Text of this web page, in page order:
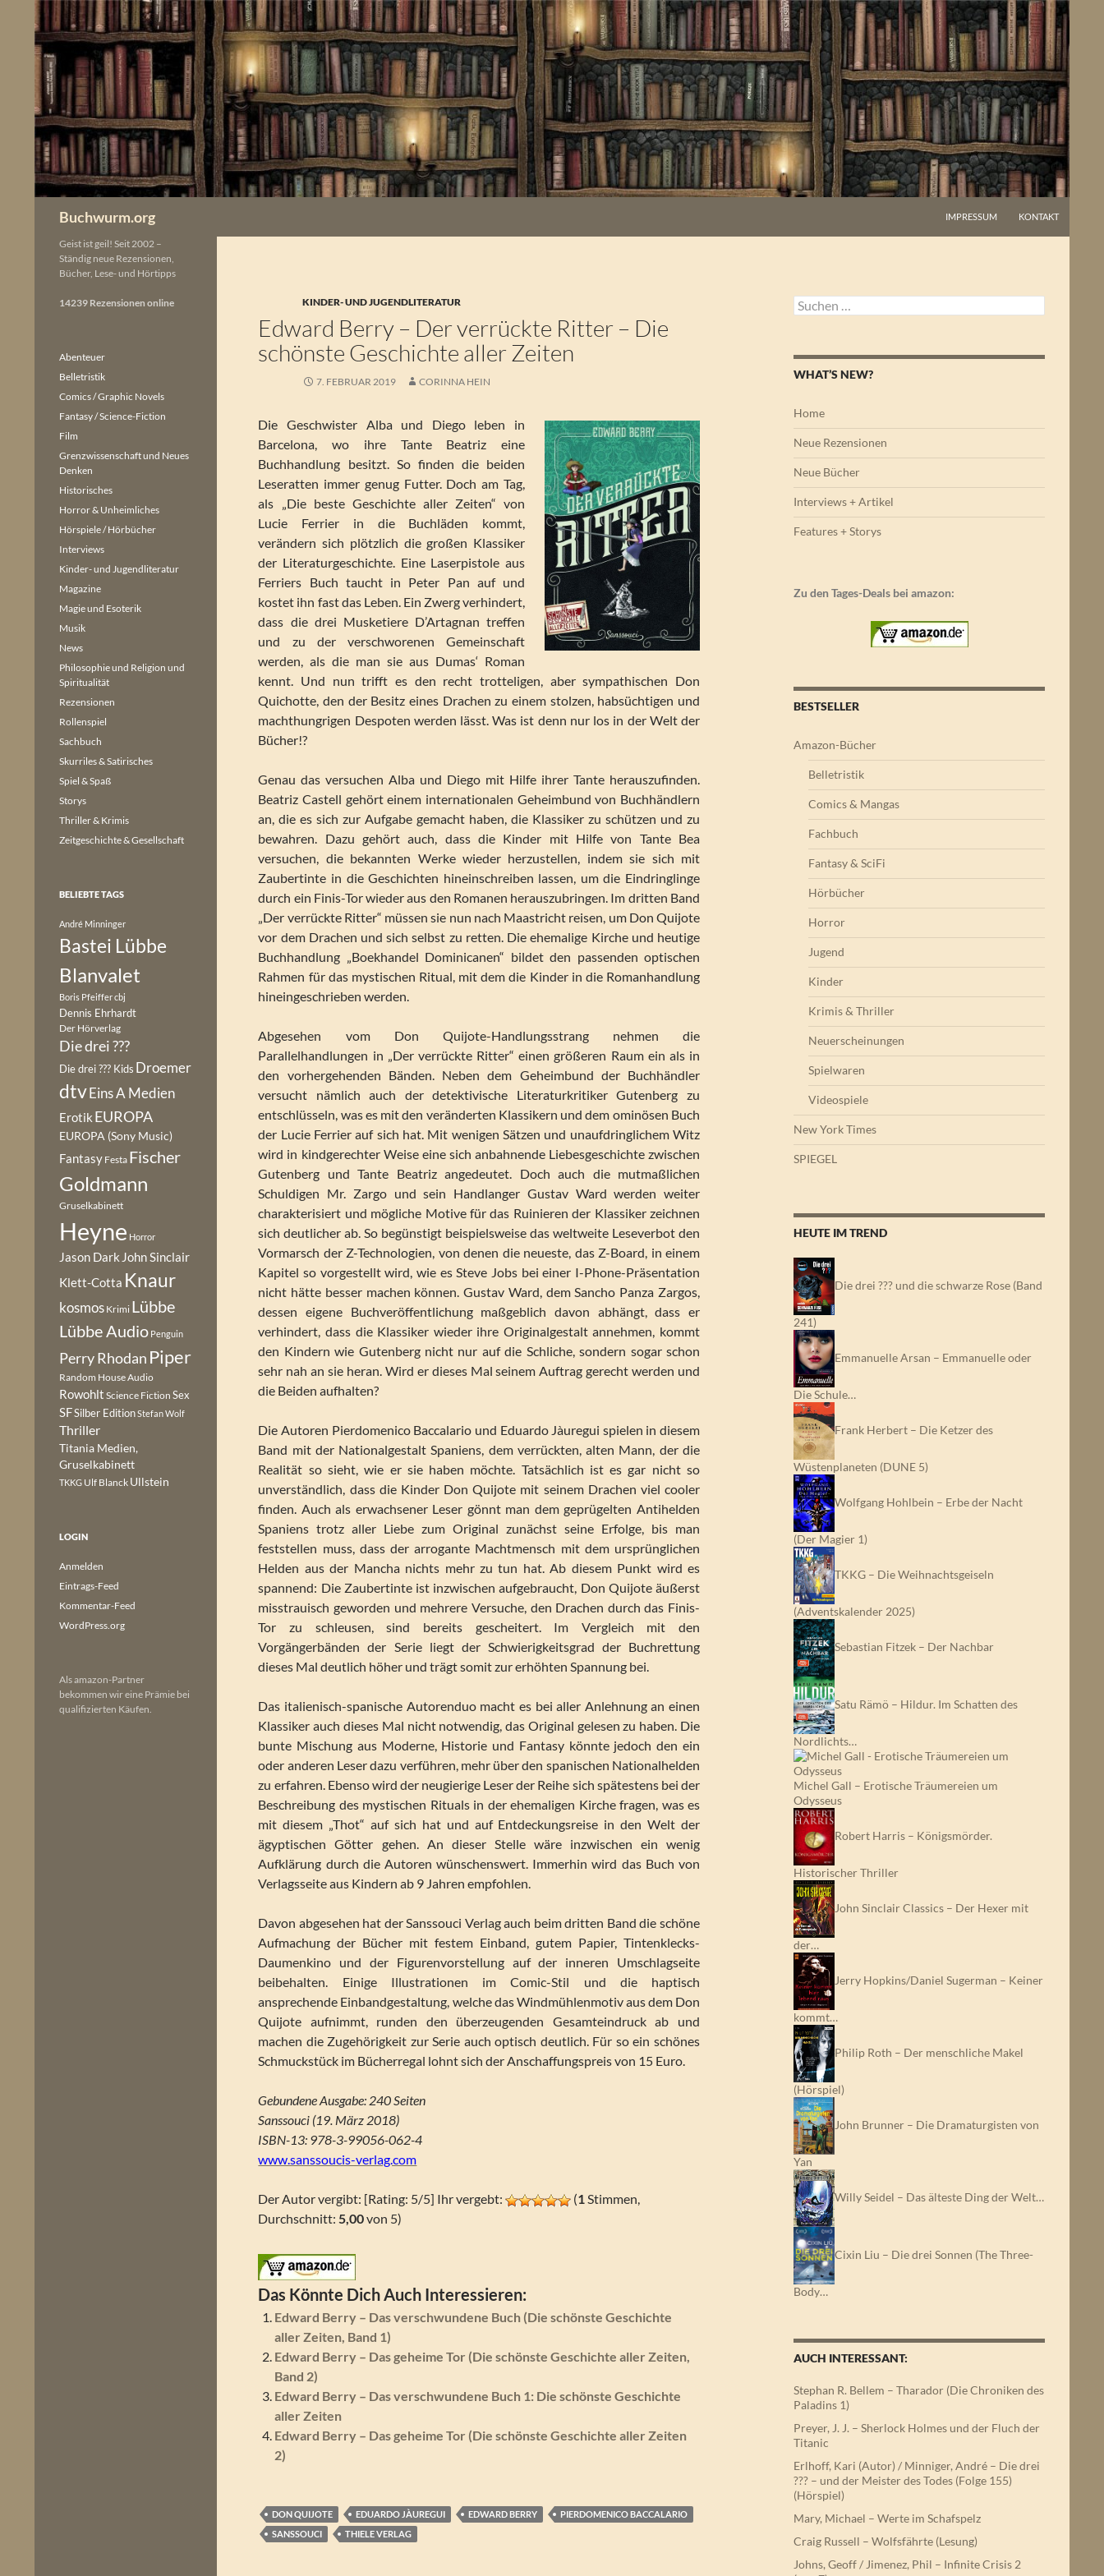
springen
Buchwurm.org IMPRESSUM KONTAKT
KINDER- UND JUGENDLITERATUR
Edward Berry – Der verrückte Ritter – Die
schönste Geschichte aller Zeiten
7. FEBRUAR 2019 CORINNA HEIN
Die Geschwister Alba und Diego leben in
Barcelona, wo ihre Tante Beatriz eine
Buchhandlung besitzt. So finden die beiden
Leseratten immer genug Futter. Doch am Tag,
als „Die beste Geschichte aller Zeiten“ von
Lucie Ferrier in die Buchläden kommt,
verändern sich plötzlich die großen Klassiker
der Literaturgeschichte. Eine Laserpistole aus
Ferriers Buch taucht in Peter Pan auf und
kostet ihn fast das Leben. Ein Zwerg verhindert,
dass die drei Musketiere D’Artagnan treffen
und zu der verschworenen Gemeinschaft
werden, als die man sie aus Dumas‘ Roman
kennt. Und nun trifft es den recht trotteligen, aber sympathischen Don
Quichotte, den der Besitz eines Drachen zu einem stolzen, habsüchtigen und
machthungrigen Despoten werden lässt. Was ist denn nur los in der Welt der
Bücher!?
Genau das versuchen Alba und Diego mit Hilfe ihrer Tante herauszufinden.
Beatriz Castell gehört einem internationalen Geheimbund von Buchhändlern
an, die es sich zur Aufgabe gemacht haben, die Klassiker zu schützen und zu
bewahren. Dazu gehört auch, dass die Kinder mit Hilfe von Tante Bea
versuchen, die bekannten Werke wieder herzustellen, indem sie sich mit
Zaubertinte in die Geschichten hineinschreiben lassen, um die Eindringlinge
durch ein Finis-Tor wieder aus den Romanen herauszubringen. Im dritten Band
„Der verrückte Ritter“ müssen sie nun nach Maastricht reisen, um Don Quijote
vor dem Drachen und sich selbst zu retten. Die ehemalige Kirche und heutige
Buchhandlung „Boekhandel Dominicanen“ bildet den passenden optischen
Rahmen für das mystischen Ritual, mit dem die Kinder in die Romanhandlung
hineingeschrieben werden.
Abgesehen vom Don Quijote-Handlungsstrang nehmen die
Parallelhandlungen in „Der verrückte Ritter“ einen größeren Raum ein als in
den vorhergehenden Bänden. Neben dem Geheimbund der Buchhändler
versucht nämlich auch der detektivische Literaturkritiker Gutenberg zu
entschlüsseln, was es mit den veränderten Klassikern und dem ominösen Buch
der Lucie Ferrier auf sich hat. Mit wenigen Sätzen und unaufdringlichem Witz
wird in kindgerechter Weise eine sich anbahnende Liebesgeschichte zwischen
Gutenberg und Tante Beatriz angedeutet. Doch auch die mutmaßlichen
Schuldigen Mr. Zargo und sein Handlanger Gustav Ward werden weiter
charakterisiert und mögliche Motive für das Ruinieren der Klassiker zeichnen
sich deutlicher ab. So begünstigt beispielsweise das weltweite Leseverbot den
Vormarsch der Z-Technologien, von denen die neueste, das Z-Board, in einem
Kapitel so vorgestellt wird, wie es Steve Jobs bei einer I-Phone-Präsentation
nicht hätte besser machen können. Gustav Ward, dem Sancho Panza Zargos,
dessen eigene Buchveröffentlichung maßgeblich davon abhängt, dass er
verhindert, dass die Klassiker wieder ihre Originalgestalt annehmen, kommt
den Kindern wie Gutenberg nicht nur auf die Schliche, sondern sogar schon
sehr nah an sie heran. Wird er dieses Mal seinem Auftrag gerecht werden und
die Beiden aufhalten?
Die Autoren Pierdomenico Baccalario und Eduardo Jàuregui spielen in diesem
Band mit der Nationalgestalt Spaniens, dem verrückten, alten Mann, der die
Realität so sieht, wie er sie haben möchte. Tatsächlich ist es gar nicht so
unverständlich, dass die Kinder Don Quijote mit seinem Drachen viel cooler
finden. Auch als erwachsener Leser gönnt man dem geprügelten Antihelden
Spaniens trotz aller Liebe zum Original zunächst seine Erfolge, bis man
feststellen muss, dass der arrogante Machtmensch mit dem ursprünglichen
Helden aus der Mancha nichts mehr zu tun hat. Ab diesem Punkt wird es
spannend: Die Zaubertinte ist inzwischen aufgebraucht, Don Quijote äußerst
misstrauisch geworden und mehrere Versuche, den Drachen durch das Finis-
Tor zu schleusen, sind bereits gescheitert. Im Vergleich mit den
Vorgängerbänden der Serie liegt der Schwierigkeitsgrad der Buchrettung
dieses Mal deutlich höher und trägt somit zur erhöhten Spannung bei.
Das italienisch-spanische Autorenduo macht es bei aller Anlehnung an einen
Klassiker auch dieses Mal nicht notwendig, das Original gelesen zu haben. Die
bunte Mischung aus Moderne, Historie und Fantasy könnte jedoch den ein
oder anderen Leser dazu verführen, mehr über den spanischen Nationalhelden
zu erfahren. Ebenso wird der neugierige Leser der Reihe sich spätestens bei der
Beschreibung des mystischen Rituals in der ehemaligen Kirche fragen, was es
mit diesem „Thot“ auf sich hat und auf Entdeckungsreise in den Welt der
ägyptischen Götter gehen. An dieser Stelle wäre inzwischen ein wenig
Aufklärung durch die Autoren wünschenswert. Immerhin wird das Buch von
Verlagsseite aus Kindern ab 9 Jahren empfohlen.
Davon abgesehen hat der Sanssouci Verlag auch beim dritten Band die schöne
Aufmachung der Bücher mit festem Einband, gutem Papier, Tintenklecks-
Daumenkino und der Figurenvorstellung auf der inneren Umschlagseite
beibehalten. Einige Illustrationen im Comic-Stil und die haptisch
ansprechende Einbandgestaltung, welche das Windmühlenmotiv aus dem Don
Quijote aufnimmt, runden den überzeugenden Gesamteindruck ab und
machen die Zugehörigkeit zur Serie auch optisch deutlich. Für so ein schönes
Schmuckstück im Bücherregal lohnt sich der Anschaffungspreis von 15 Euro.
Gebundene Ausgabe: 240 Seiten
Sanssouci (19. März 2018)
ISBN-13: 978-3-99056-062-4
www.sanssoucis-verlag.com
Der Autor vergibt: [Rating: 5/5] Ihr vergebt: (1Stimmen,
Durchschnitt:5,00von 5)
Das Könnte Dich Auch Interessieren:
Edward Berry – Das verschwundene Buch (Die schönste Geschichte
aller Zeiten, Band 1)
Edward Berry – Das geheime Tor (Die schönste Geschichte aller Zeiten,
Band 2)
Edward Berry – Das verschwundene Buch 1: Die schönste Geschichte
aller Zeiten
Edward Berry – Das geheime Tor (Die schönste Geschichte aller Zeiten
2)
DON QUIJOTE EDUARDO JÀUREGUI EDWARD BERRY
PIERDOMENICO BACCALARIO
SANSSOUCI
THIELE VERLAG
Suchen
nach:
WHAT’S NEW?
Home
Neue Rezensionen
Neue Bücher
Interviews + Artikel
Features + Storys
Zu den Tages-Deals bei amazon:
BESTSELLER
Amazon-Bücher
Belletristik
Comics & Mangas
Fachbuch
Fantasy & SciFi
Hörbücher
Horror
Jugend
Kinder
Krimis & Thriller
Neuerscheinungen
Spielwaren
Videospiele
New York Times
SPIEGEL
HEUTE IM TREND
Die drei ??? und die schwarze Rose (Band
241)
Emmanuelle Arsan – Emmanuelle oder
Die Schule…
Frank Herbert – Die Ketzer des
Wüstenplaneten (DUNE 5)
Wolfgang Hohlbein – Erbe der Nacht
(Der Magier 1)
TKKG – Die Weihnachtsgeiseln
(Adventskalender 2025)
Sebastian Fitzek – Der Nachbar
Satu Rämö – Hildur. Im Schatten des
Nordlichts…
Michel Gall – Erotische Träumereien um
Odysseus
Robert Harris – Königsmörder.
Historischer Thriller
John Sinclair Classics – Der Hexer mit
der…
Jerry Hopkins/Daniel Sugerman – Keiner
kommt…
Philip Roth – Der menschliche Makel
(Hörspiel)
John Brunner – Die Dramaturgisten von
Yan
Willy Seidel – Das älteste Ding der Welt…
Cixin Liu – Die drei Sonnen (The Three-
Body…
AUCH INTERESSANT:
Stephan R. Bellem – Tharador (Die Chroniken des
Paladins 1)
Preyer, J. J. – Sherlock Holmes und der Fluch der
Titanic
Erlhoff, Kari (Autor) / Minniger, André – Die drei
??? – und der Meister des Todes (Folge 155)
(Hörspiel)
Mary, Michael – Werte im Schafspelz
Craig Russell – Wolfsfährte (Lesung)
Johns, Geoff / Jimenez, Phil – Infinite Crisis 2
Geist ist geil! Seit 2002 –
Ständig neue Rezensionen,
Bücher, Lese- und Hörtipps
14239 Rezensionen online
Abenteuer
Belletristik
Comics / Graphic Novels
Fantasy / Science-Fiction
Film
Grenzwissenschaft und Neues
Denken
Historisches
Horror & Unheimliches
Hörspiele / Hörbücher
Interviews
Kinder- und Jugendliteratur
Magazine
Magie und Esoterik
Musik
News
Philosophie und Religion und
Spiritualität
Rezensionen
Rollenspiel
Sachbuch
Skurriles & Satirisches
Spiel & Spaß
Storys
Thriller & Krimis
Zeitgeschichte & Gesellschaft
BELIEBTE TAGS
André Minninger
Bastei Lübbe
Blanvalet
Boris Pfeiffercbj
Dennis Ehrhardt
Der Hörverlag
Die drei ???
Die drei ??? Kids Droemer
dtvEins A Medien
Erotik EUROPA
EUROPA (Sony Music)
Fantasy Festa Fischer
Goldmann
Gruselkabinett
Heyne Horror
Jason Dark John Sinclair
Klett-Cotta Knaur
kosmos Krimi Lübbe
Lübbe Audio Penguin
Perry Rhodan Piper
Random House Audio
Rowohlt Science Fiction Sex
SFSilber EditionStefan Wolf
Thriller
Titania Medien,
Gruselkabinett
TKKG Ulf Blanck Ullstein
LOGIN
Anmelden
Eintrags-Feed
Kommentar-Feed
WordPress.org
Als amazon-Partner
bekommen wir eine Prämie bei
qualifizierten Käufen.